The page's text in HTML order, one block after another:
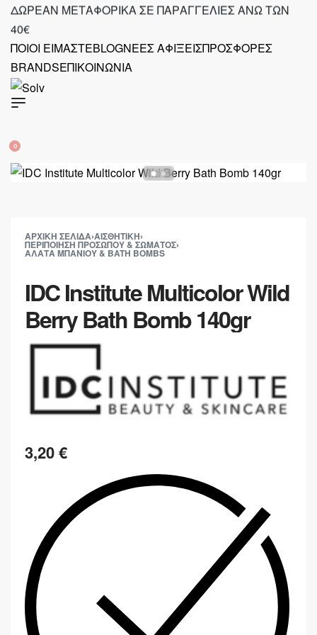
Skip
content
ΔΩΡΕΑΝ ΜΕΤΑΦΟΡΙΚΑ ΣΕ ΠΑΡΑΓΓΕΛΙΕΣ ΑΝΩ ΤΩΝ
40€
2521 036926
ΠΟΙΟΙ ΕΙΜΑΣΤΕBLOGΝΕΕΣ ΑΦΙΞΕΙΣΠΡΟΣΦΟΡΕΣ
BRANDSΕΠΙΚΟΙΝΩΝΙΑ
ACCOUNT
DETAILS
0OPEN
CART
ΑΡΧΙΚΉ ΣΕΛΊΔΑ›ΑΙΣΘΗΤΙΚΉ›
ΠΕΡΙΠΟΊΗΣΗ ΠΡΟΣΏΠΟΥ & ΣΏΜΑΤΟΣ›
ΆΛΑΤΑ ΜΠΆΝΙΟΥ & BATH BOMBS
IDC Institute Multicolor Wild
Berry Bath Bomb 140gr
3,20€